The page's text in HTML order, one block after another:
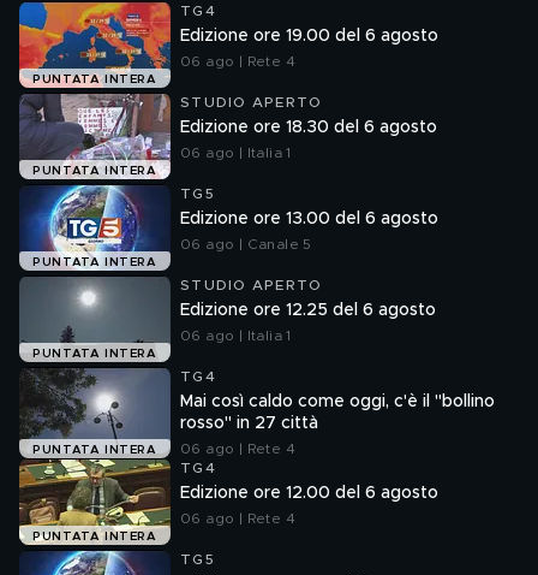
PUNTATA INTERA
TG4
Edizione ore 19.00 del 6 agosto
06 ago | Rete 4
PUNTATA INTERA
STUDIO APERTO
Edizione ore 18.30 del 6 agosto
06 ago | Italia 1
PUNTATA INTERA
TG5
Edizione ore 13.00 del 6 agosto
06 ago | Canale 5
PUNTATA INTERA
STUDIO APERTO
Edizione ore 12.25 del 6 agosto
06 ago | Italia 1
PUNTATA INTERA
TG4
Mai così caldo come oggi, c'è il "bollino
rosso" in 27 città
06 ago | Rete 4
PUNTATA INTERA
TG4
Edizione ore 12.00 del 6 agosto
06 ago | Rete 4
TG5